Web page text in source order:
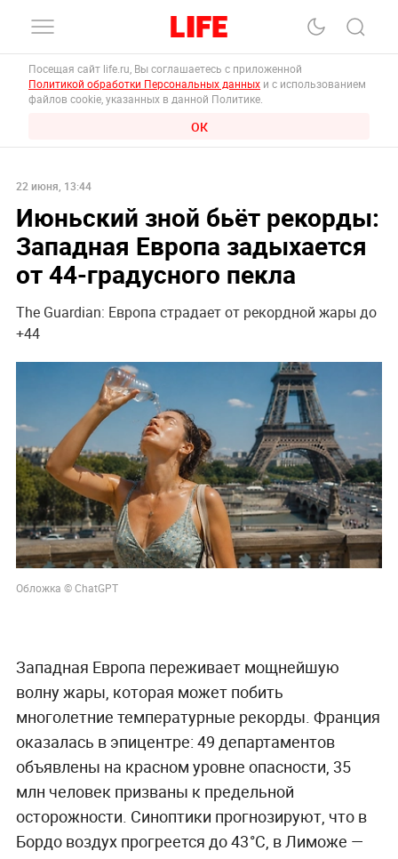
Посещая сайт life.ru, Вы соглашаетесь с приложенной
Политикой обработки Персональных данных и с использованием
файлов cookie, указанных в данной Политике.
ОК
22 июня, 13:44
Июньский зной бьёт рекорды:
Западная Европа задыхается
от 44-градусного пекла
The Guardian: Европа страдает от рекордной жары до
+44
Обложка © ChatGPT
Западная Европа переживает мощнейшую
волну жары, которая может побить
многолетние температурные рекорды. Франция
оказалась в эпицентре: 49 департаментов
объявлены на красном уровне опасности, 35
млн человек призваны к предельной
осторожности. Синоптики прогнозируют, что в
Бордо воздух прогреется до 43°C, в Лиможе —